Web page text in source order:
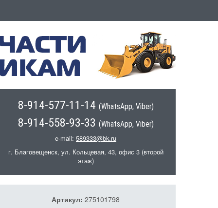
8-914-577-11-14 (WhatsApp, Viber)
8-914-558-93-33 (WhatsApp, Viber)
e-mail: 589333@bk.ru
г. Благовещенск, ул. Кольцевая, 43, офис 3 (второй
этаж)
Артикул: 275101798